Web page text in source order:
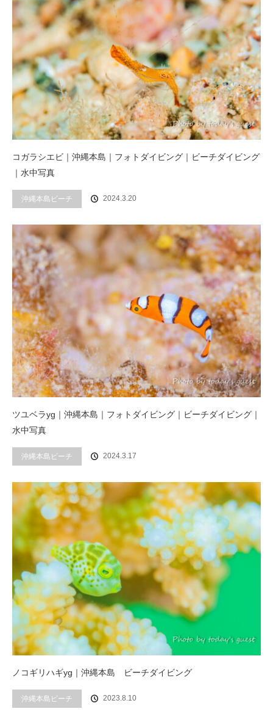
コガラシエビ｜沖縄本島｜フォトダイビング｜ビーチダイビング
｜水中写真
沖縄本島ビーチ 2024.3.20
ツユベラyg｜沖縄本島｜フォトダイビング｜ビーチダイビング｜
水中写真
沖縄本島ビーチ 2024.3.17
ノコギリハギyg｜沖縄本島 ビーチダイビング
沖縄本島ビーチ 2023.8.10